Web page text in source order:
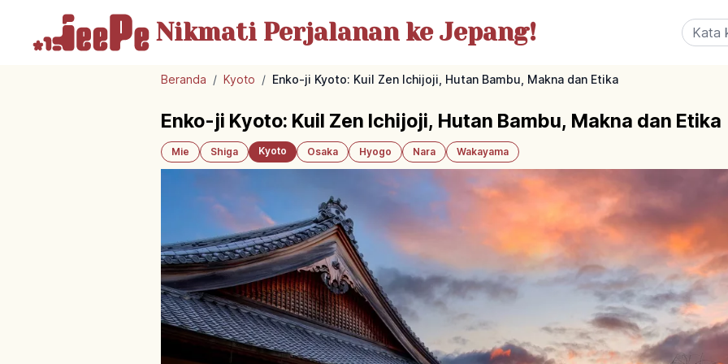
Nikmati Perjalananke Jepang!
Beranda / Kyoto / Enko-ji Kyoto: Kuil Zen Ichijoji, Hutan Bambu, Makna dan Etika
Enko-ji Kyoto: Kuil Zen Ichijoji, Hutan Bambu, Makna dan Etika
Mie Shiga Kyoto Osaka Hyogo Nara Wakayama